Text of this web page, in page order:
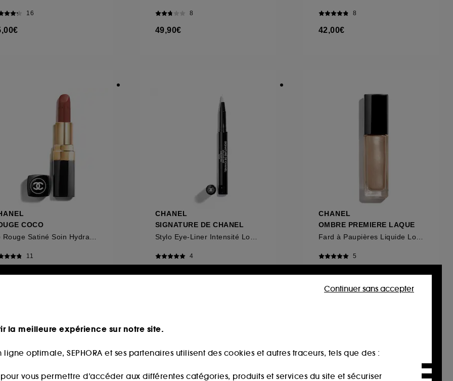
16 8
49,90€
8
42,00€
COCO
11
CHANEL
SIGNATURE DE CHANEL
4
55,00€
CHANEL
OMBRE PREMIERE LAQUE
5
49,90€
la meilleure expérience sur notre site.
optimale, SEPHORA et ses partenaires utilisent des cookies et autres traceurs, tels que des :
pour vous permettre d’accéder aux différentes catégories, produits et services du site et sécuriser
Continuer sans accepter